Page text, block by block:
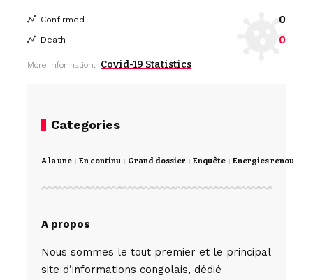
Confirmed 0
Death 0
More Information: Covid-19 Statistics
Categories
A la une En continu Grand dossier Enquête Energies
A propos
Nous sommes le tout premier et le principal
site d’informations congolais, dédié